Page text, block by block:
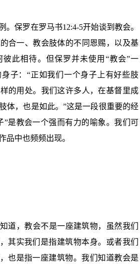
。保罗在罗马书12:4-5开始谈到教会。
合一、教会肢体的不同恩赐，以及基
此相待。但保罗并未使用“教会”一
子：“正如我们一个身子上有好些肢
的用处。我们这许多人，在基督里成
体，也是如此。”这是一段很重要的经
”是教会一个强而有力的喻象。我们可
品中也频频出现。
道，教会不是一座建筑物，虽然我们
其实我们是指建筑物本身。或者我们
也是指一座建筑物。我们知道教会是